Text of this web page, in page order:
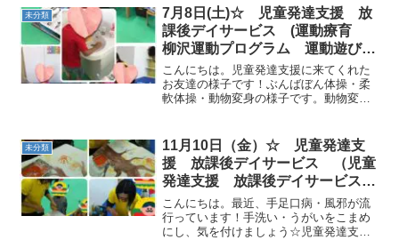
ました。ご迷惑おかけしますが、ご了承
くださいますようお願い致...
未分類
7月8日(土)☆ 児童発達支援 放
課後デイサービス (運動療育
柳沢運動プログラム 運動遊び
発達気になる 流山)
こんにちは。児童発達支援に来てくれた
お友達の様子です！ぶんばぼん体操・柔
軟体操・動物変身の様子です。動物変身
出来ています（＾ｕ＾）☆今日のサーキ
ットは、はらぺこあ...
未分類
11月10日（金）☆ 児童発達支
援 放課後デイサービス （児童
発達支援 放課後デイサービス
発達気になる 放デイ 自閉症
学習障害 ＬＤ ＡＤＨＤ アス
ペルガー症候群)
こんにちは。最近、手足口病・風邪が流
行っています！手洗い・うがいをこまめ
にし、気を付けましょう☆児童発達支援